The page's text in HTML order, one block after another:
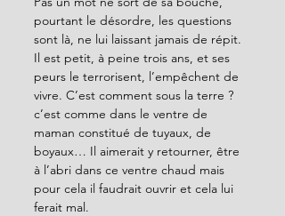
pourtant le désordre, les questions
sont là, ne lui laissant jamais de répit.
Il est petit, à peine trois ans, et ses
peurs le terrorisent, l’empêchent de
vivre. C’est comment sous la terre ?
c’est comme dans le ventre de
maman constitué de tuyaux, de
boyaux… Il aimerait y retourner, être
à l’abri dans ce ventre chaud mais
pour cela il faudrait ouvrir et cela lui
ferait mal.